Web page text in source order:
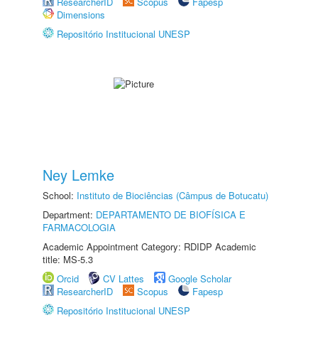
Dimensions
Repositório Institucional UNESP
Ney Lemke
School: Instituto de Biociências (Câmpus de Botucatu)
Department: DEPARTAMENTO DE BIOFÍSICA E
FARMACOLOGIA
Academic Appointment Category: RDIDP Academic
title: MS-5.3
Orcid
CV Lattes
Google Scholar
ResearcherID
Scopus
Fapesp
Repositório Institucional UNESP